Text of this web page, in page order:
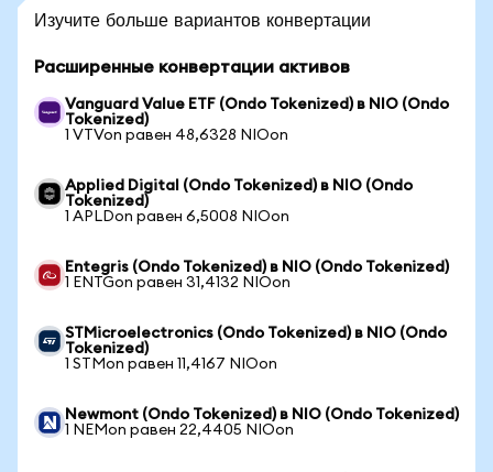
Изучите больше вариантов конвертации
Расширенные конвертации активов
Vanguard Value ETF (Ondo Tokenized) в NIO (Ondo
Tokenized)
1 VTVon равен 48,6328 NIOon
Applied Digital (Ondo Tokenized) в NIO (Ondo
Tokenized)
1 APLDon равен 6,5008 NIOon
Entegris (Ondo Tokenized) в NIO (Ondo Tokenized)
1 ENTGon равен 31,4132 NIOon
STMicroelectronics (Ondo Tokenized) в NIO (Ondo
Tokenized)
1 STMon равен 11,4167 NIOon
Newmont (Ondo Tokenized) в NIO (Ondo Tokenized)
1 NEMon равен 22,4405 NIOon